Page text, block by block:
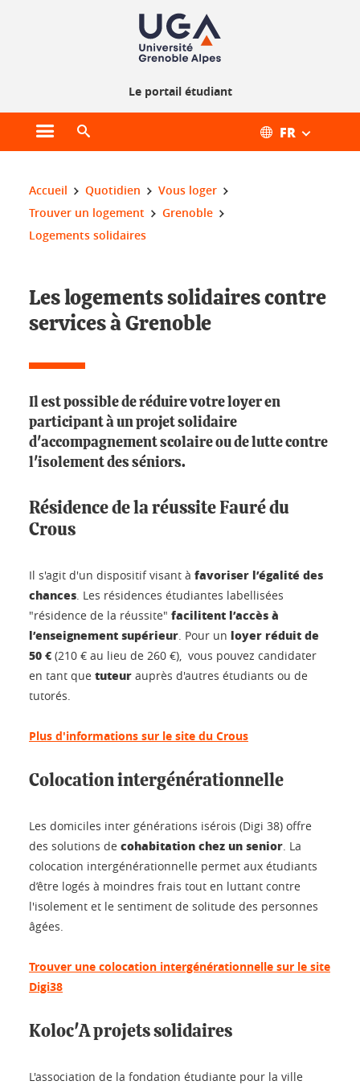
Le portail étudiant
Ouvrir le menu principal FR
Vous êtes ici :
Accueil Quotidien
Vous loger
Trouver un logement
Grenoble
Logements solidaires
Les logements solidaires contre
services à Grenoble
Il est possible de réduire votre loyer en
participant à un projet solidaire
d'accompagnement scolaire ou de lutte contre
l'isolement des séniors.
Résidence de la réussite Fauré du
Crous
Il s'agit d'un dispositif visant à favoriser l’égalité des
chances. Les résidences étudiantes labellisées
"résidence de la réussite" facilitent l’accès à
l’enseignement supérieur. Pour un loyer réduit de
50 € (210 € au lieu de 260 €), vous pouvez candidater
en tant que tuteur auprès d'autres étudiants ou de
tutorés.
Plus d'informations sur le site du Crous
Colocation intergénérationnelle
Les domiciles inter générations isérois (Digi 38) offre
des solutions de cohabitation chez un senior. La
colocation intergénérationnelle permet aux étudiants
d’être logés à moindres frais tout en luttant contre
l'isolement et le sentiment de solitude des personnes
âgées.
Trouver une colocation intergénérationnelle sur le site
Digi38
Koloc'A projets solidaires
L'association de la fondation étudiante pour la ville